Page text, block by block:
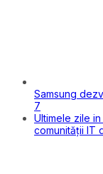
Samsung
7
Ultimele zile
comunității IT